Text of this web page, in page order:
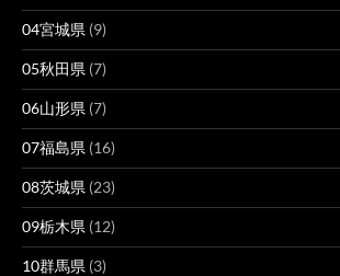
04宮城県 (9)
05秋田県 (7)
06山形県 (7)
07福島県 (16)
08茨城県 (23)
09栃木県 (12)
10群馬県 (3)